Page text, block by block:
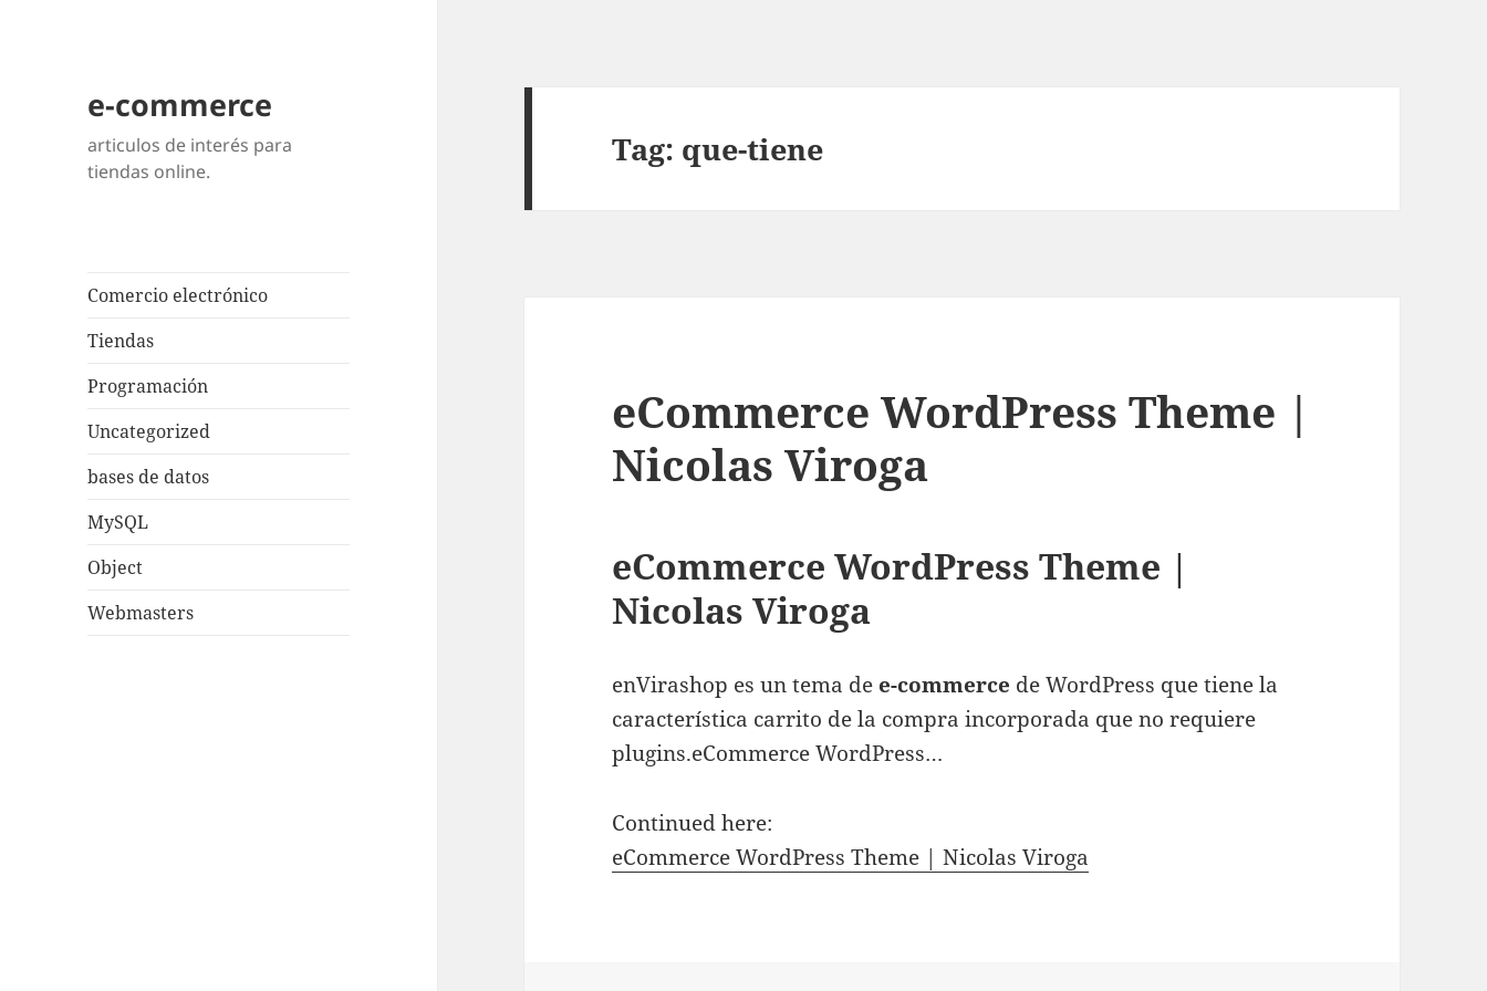
e-commerce
articulos de interés para
tiendas online.
Comercio electrónico
Tiendas
Programación
Uncategorized
bases de datos
MySQL
Object
Webmasters
Tag: que-tiene
eCommerce WordPress Theme |
Nicolas Viroga
eCommerce WordPress Theme |
Nicolas Viroga
enVirashop es un tema de e-commerce de WordPress que tiene la
característica carrito de la compra incorporada que no requiere
plugins.eCommerce WordPress…
Continued here:
eCommerce WordPress Theme | Nicolas Viroga